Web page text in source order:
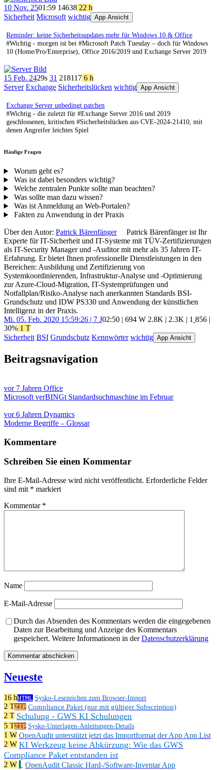
10 Nov. 2501:59 14638 22 h
Sicherheit Microsoft wichtig App Ansicht
Reminder: keine Sicherheitsupdates mehr für Windows 10 & Office
#Wichtig - morgen ist bei #Microsoft Patch Tuesday – doch für Windows
10 (Home/Pro/Enterprise), Office 2016/2019 und Exchange Server 2019
15 Feb. 2429s 31 218117 6 h
Server Exchange Sicherheitslücken wichtig App Ansicht
Exchange Server unbedingt patchen
#Wichtig - die zuletzt für #Exchange Server 2016 und 2019
geschlossenen, kritischen #Sicherheitslücken aus CVE-2024-21410, mit
denen Angreifer leichtes Spiel
Häufige Fragen
Worum geht es?
Was ist dabei besonders wichtig?
Welche zentralen Punkte sollte man beachten?
Was sollte man dazu wissen?
Was ist Anmeldung an Web-Portalen?
Fakten zu Anwendung in der Praxis
Über den Autor: Patrick Bärenfänger
Patrick Bärenfänger ist Ihr
Experte für IT-Sicherheit und IT-Systeme mit TÜV-Zertifizierungen
als IT-Security Manager und -Auditor mit mehr als 35 Jahren IT-
Erfahrung. Er bietet Ihnen professionelle Dienstleistungen in den
Bereichen: Ausbildung und Zertifizierung von
Systemkoordinierenden, Infrastruktur-Analyse und -Optimierung
zur Azure-Cloud-Migration, IT-Systemprüfungen und
Notfallplan/Risiko-Analyse nach anerkannten Standards BSI-
Grundschutz und IDW PS330 und Anwendung der künstlichen
Intelligenz in der Praxis.
Mi. 05. Feb. 2020 15:59:26 | 7 J02:50 | 694 W 2.8K | 2.3K | 1 856 |
30% 1 T
Sicherheit BSI Grundschutz Kennwörter wichtig App Ansicht
Beitragsnavigation
vor 7 Jahren Office
Microsoft verBINGt Standardsuchmaschine im Februar
vor 6 Jahren Dynamics
Moderne Begriffe – Glossar
Kommentare
Schreiben Sie einen Kommentar
Ihre E-Mail-Adresse wird nicht veröffentlicht. Erforderliche Felder
sind mit * markiert
Kommentar *
Name
E-Mail-Adresse
Durch das Absenden des Kommentars werden die eingegebenen
Daten zur Bearbeitung und Anzeige des Kommentars
gespeichert. Weitere Informationen in derDatenschutzerklärung
Neueste
16 hHTML Sysko-Lesezeichen zum Browser-Import
2 TZIP Compliance Paket (nur mit gültiger Subscription)
2 T Schulung - GWS KI Schulungen
5 TZIP Sysko-Unterlagen-Anleitungen-Details
1 W OpenAudit unterstützt jetzt das Importformat der App App List
2 W KI Werkzeug keine Abkürzung: Wie das GWS
Compliance Paket entstanden ist
2 W OpenAudit Classic Hard-/Software-Inventar App